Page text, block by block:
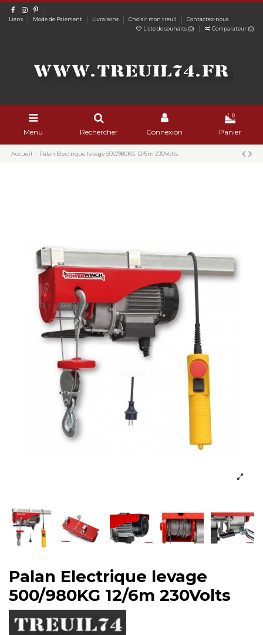
Liens Mode de Paiement Livraisons Choisir mon treuil
Contactez-nous
Liste de souhaits (0) Comparateur (0)
Menu Rechercher Connexion
0
Panier
Accueil Palan Electrique levage 500/980KG 12/6m 230Volts
Palan Electrique levage
500/980KG 12/6m 230Volts